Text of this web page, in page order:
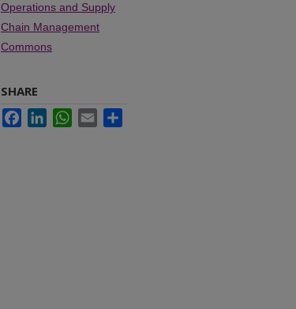
Operations and Supply
Chain Management
Commons
SHARE
FacebookLinkedInWhatsApp
Email